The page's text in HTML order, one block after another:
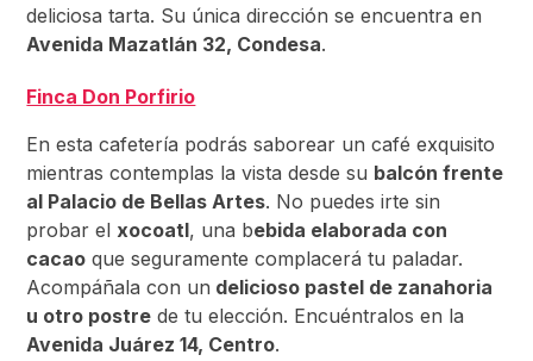
deliciosa tarta. Su única dirección se encuentra en
Avenida Mazatlán 32, Condesa.
Finca Don Porfirio
En esta cafetería podrás saborear un café exquisito
mientras contemplas la vista desde su balcón frente
al Palacio de Bellas Artes. No puedes irte sin
probar el xocoatl, una bebida elaborada con
cacao que seguramente complacerá tu paladar.
Acompáñala con un delicioso pastel de zanahoria
u otro postre de tu elección. Encuéntralos en la
Avenida Juárez 14, Centro.